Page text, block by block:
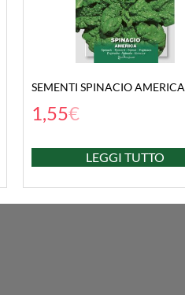
SEMENTI SPINACIO AMERICA
1,55€
LEGGI TUTTO